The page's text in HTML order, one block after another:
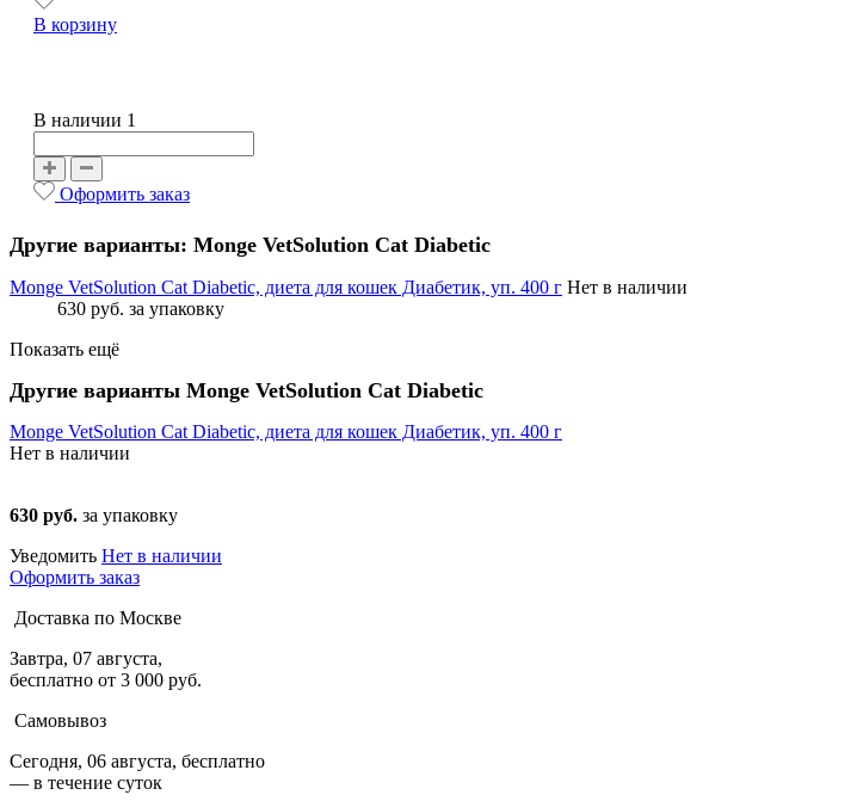
В корзину
В наличии 1
Оформить заказ
Другие варианты: Monge VetSolution Cat Diabetic
Monge VetSolution Cat Diabetic, диета для кошек Диабетик, уп. 400 г Нет в наличии
630 руб. за упаковку
Показать ещё
Другие варианты Monge VetSolution Cat Diabetic
Monge VetSolution Cat Diabetic, диета для кошек Диабетик, уп. 400 г
Нет в наличии
630 руб. за упаковку
Уведомить Нет в наличии
Оформить заказ
Доставка по Москве
Завтра, 07 августа,
бесплатно от 3 000 руб.
Самовывоз
Сегодня, 06 августа, бесплатно
— в течение суток